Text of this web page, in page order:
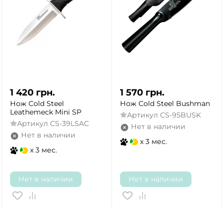
1 420 грн.
Нож Cold Steel
Leathemeck Mini SP
Артикул CS-39LSAC
Нет в наличии
x 3 мес.
Нет в наличии
1 570 грн.
Нож Cold Steel Bushman
Артикул CS-95BUSK
Нет в наличии
x 3 мес.
Нет в наличии